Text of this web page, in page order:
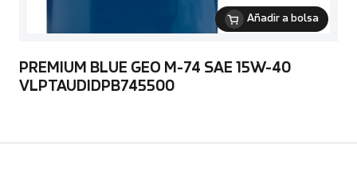
Añadir a bolsa
PREMIUM BLUE GEO M-74 SAE 15W-40
VLPTAUDIDPB745500